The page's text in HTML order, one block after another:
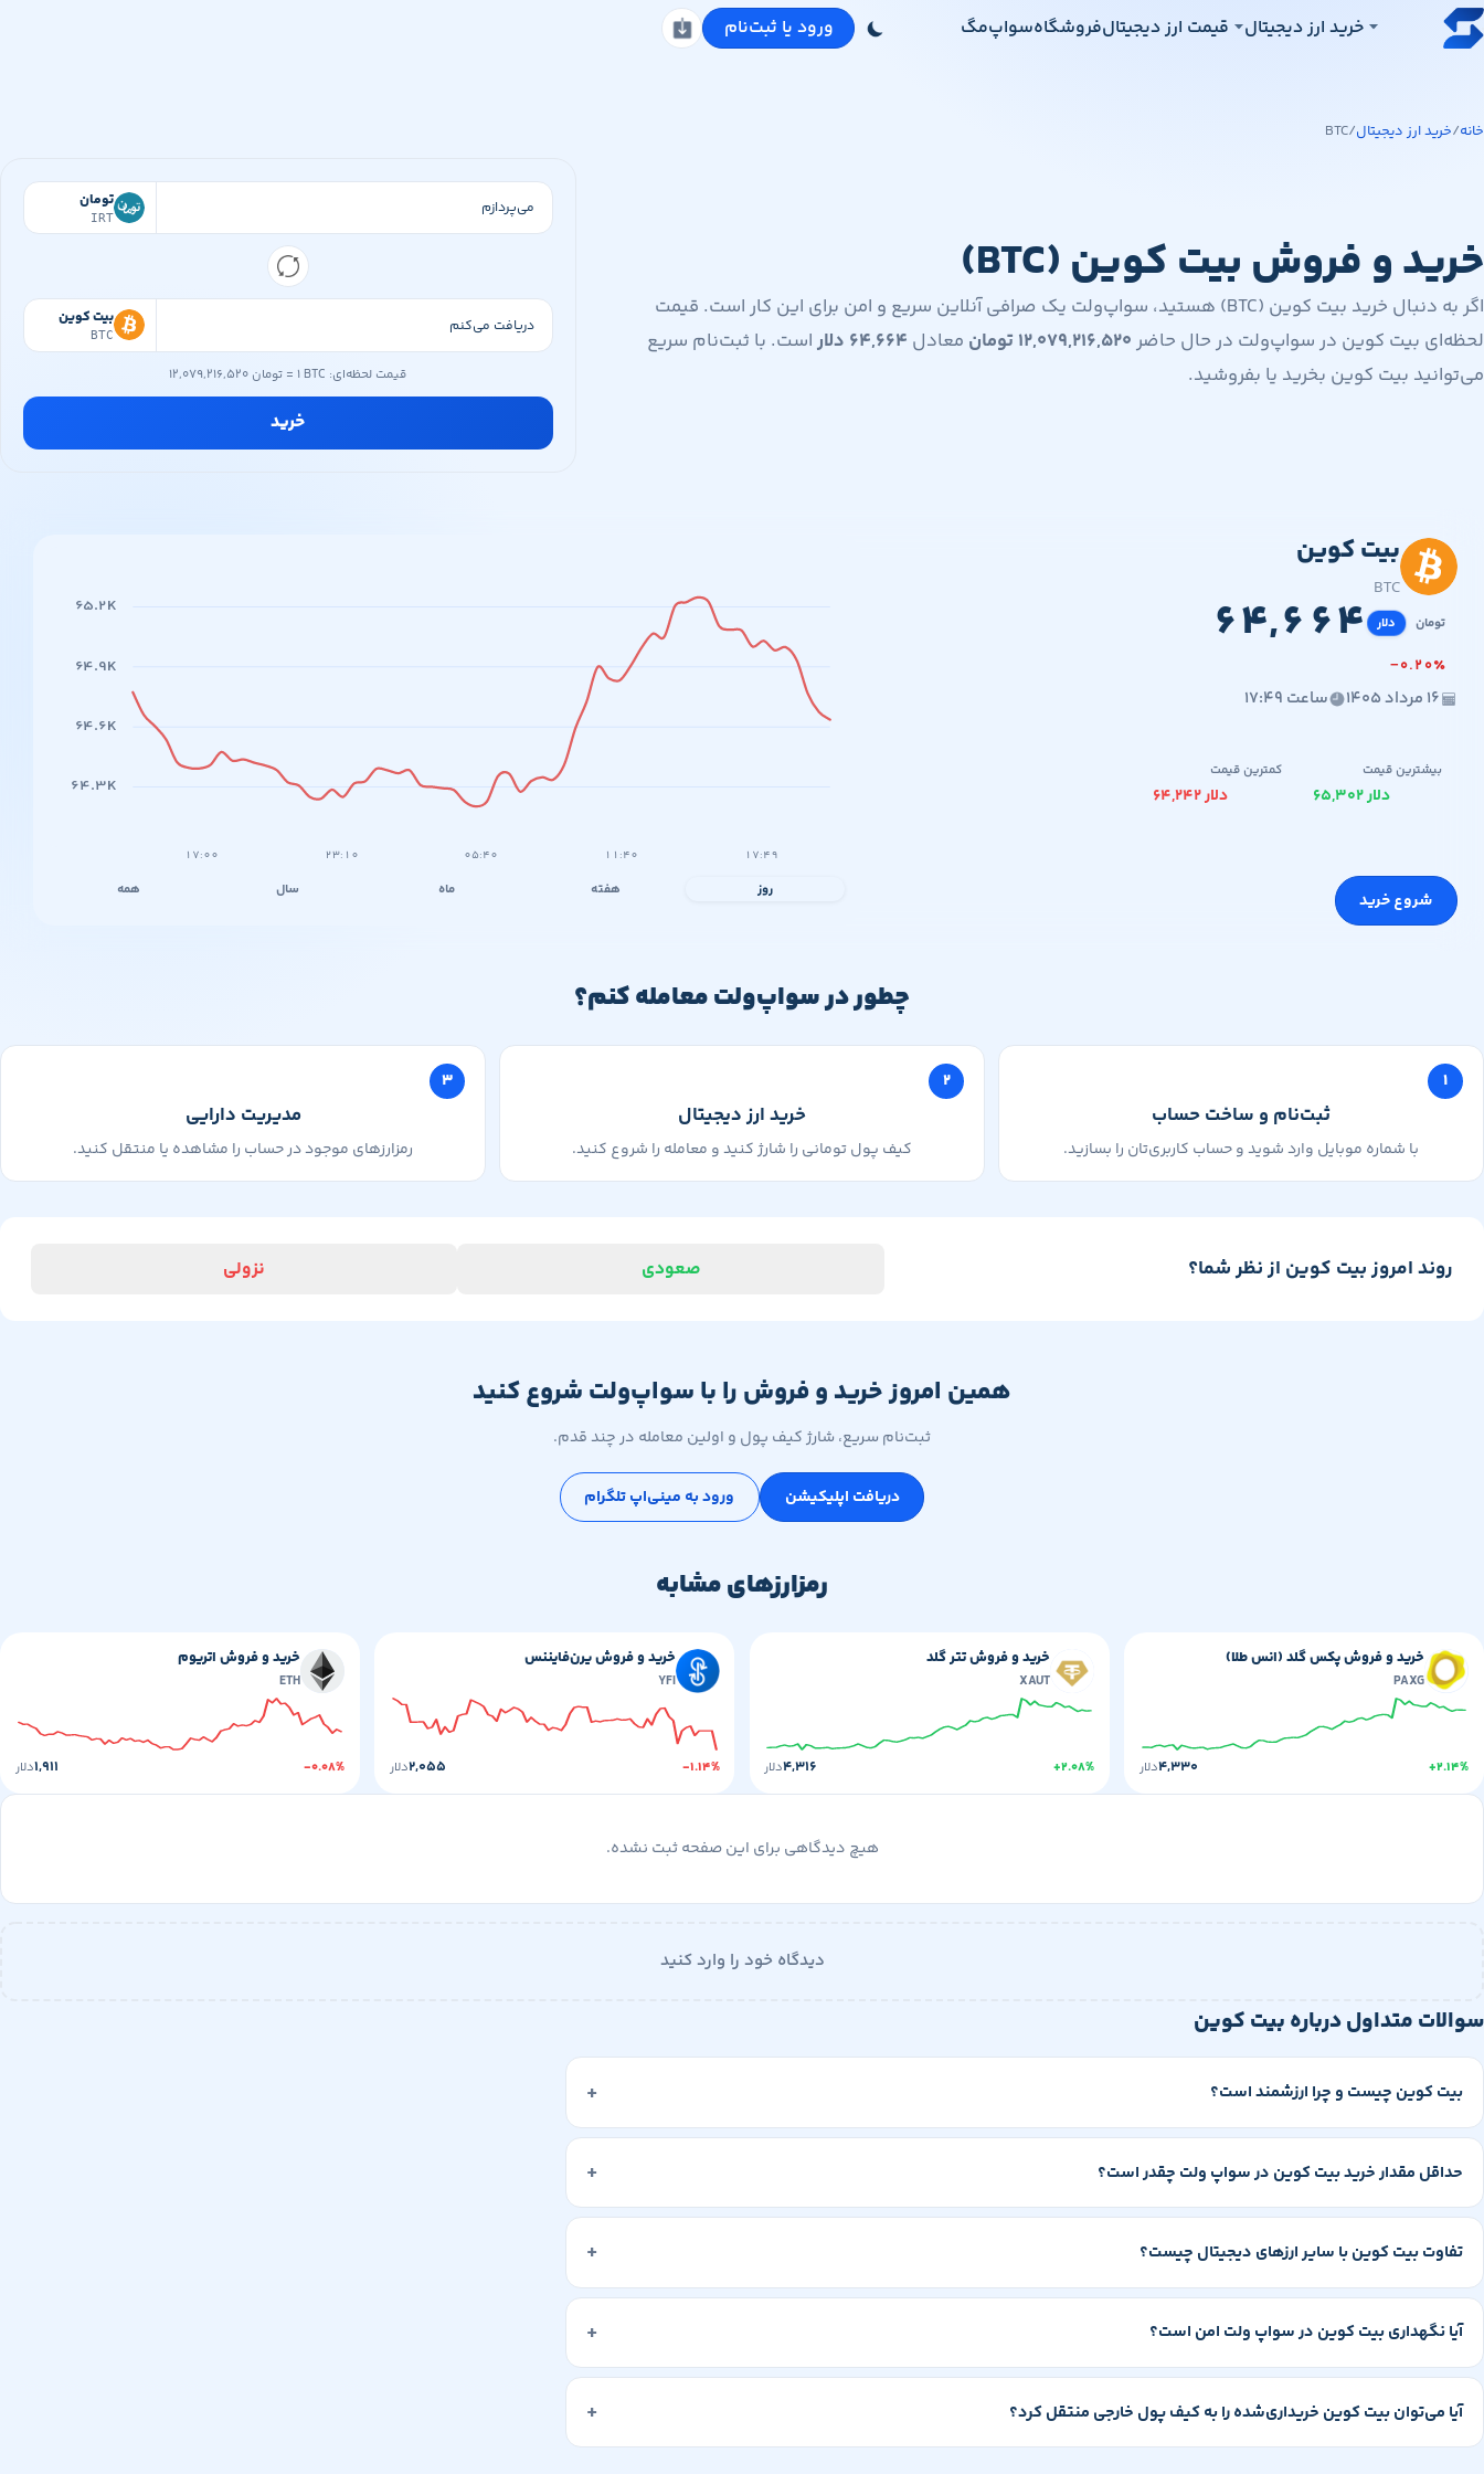
پرش به محتوای اصلیخرید ارز دیجیتال قیمت ارز دیجیتالفروشگاهسواپ‌مگ ورود یا ثبت‌نام
دانلود اپلیکیشن
خانه/خرید ارز دیجیتال/
BTC
خرید و فروش بیت کوین (BTC)
اگر به دنبال خرید بیت کوین (BTC) هستید، سواپ‌ولت یک صرافی آنلاین سریع و امن برای این کار است. قیمت
لحظه‌ای بیت کوین در سواپ‌ولت در حال حاضر ۱۲,۰۷۹,۲۱۶,۵۲۰ تومان معادل ۶۴,۶۶۴ دلاراست. با ثبت‌نام سریع
می‌توانید بیت کوین بخرید یا بفروشید.
تومان
IRT
بیت کوین
BTC
قیمت لحظه‌ای: ۱ BTC= ۱۲,۰۷۹,۲۱۶,۵۲۰ تومان
خرید
بیت کوین
BTC
تومان
دلار ۶۴,۶۶۴
−۰.۲۰٪
۱۶ مرداد ۱۴۰۵ ساعت ۱۷:۴۹
۱۲,۰۷۹,۲۱۶,۵۲۰
۶۴,۶۶۴
۶۵.۲K
۶۴.۹K
۶۴.۶K
۶۴.۳K
۱۷:۰۰ ۲۳:۱۰ ۰۵:۴۰ ۱۱:۴۰ ۱۷:۴۹
روز هفته ماه سال همه
بیشترین قیمت
۶۵,۳۰۲ دلار
کمترین قیمت
۶۴,۲۴۲ دلار
شروع خرید
چطور در سواپ‌ولت معامله کنم؟
۱
ثبت‌نام و ساخت حساب
با شماره موبایل وارد شوید و حساب کاربری‌تان را بسازید.
۲
خرید ارز دیجیتال
کیف پول تومانی را شارژ کنید و معامله را شروع کنید.
۳
مدیریت دارایی
رمزارزهای موجود در حساب را مشاهده یا منتقل کنید.
روند امروز بیت کوین از نظر شما؟ صعودی نزولی
همین امروز خرید و فروش را با سواپ‌ولت شروع کنید
ثبت‌نام سریع، شارژ کیف پول و اولین معامله در چند قدم.
دریافت اپلیکیشن ورود به مینی‌اپ تلگرام
رمزارزهای مشابه
خرید و فروش پکس گلد (انس طلا)
PAXG
+۲.۱۴% ۴,۳۳۰دلار
خرید و فروش تتر گلد
XAUT
+۲.۰۸% ۴,۳۱۶دلار
خرید و فروش یرن‌‌فایننس
YFI
-۱.۱۴% ۲,۰۵۵دلار
خرید و فروش اتریوم
ETH
-۰.۰۸% ۱,۹۱۱دلار
هیچ دیدگاهی برای این صفحه ثبت نشده.
دیدگاه خود را وارد کنید
سوالات متداول درباره بیت کوین
بیت کوین چیست و چرا ارزشمند است؟
حداقل مقدار خرید بیت کوین در سواپ ولت چقدر است؟
تفاوت بیت کوین با سایر ارزهای دیجیتال چیست؟
آیا نگهداری بیت کوین در سواپ ولت امن است؟
آیا می‌توان بیت کوین خریداری‌شده را به کیف پول خارجی منتقل کرد؟